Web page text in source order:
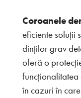
Coroanele
eficiente soluții
dinților grav
oferă o
în cazuri în